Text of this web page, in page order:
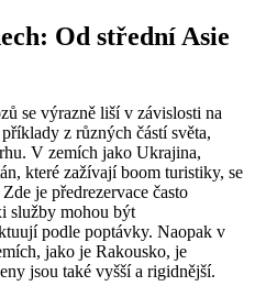
Od střední Asie
se výrazně liší v závislosti na
z různých částí světa,
V zemích jako Ukrajina,
které zažívají boom turistiky, se
je předrezervace často
služby mohou být
podle poptávky. Naopak v
jako je Rakousko, je
jsou také vyšší a rigidnější.